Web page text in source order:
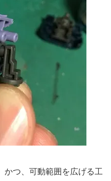
かつ、可動範囲を広げる工